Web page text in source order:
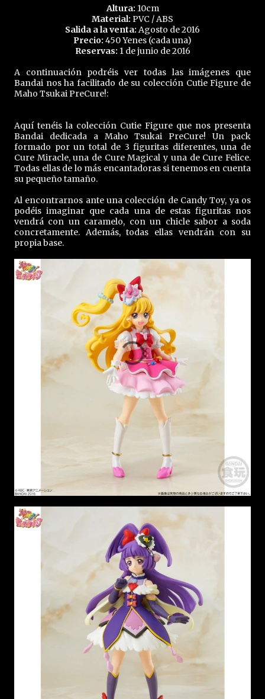
Altura: 10cm
Material: PVC / ABS
Salida a la venta: Agosto de 2016
Precio: 450 Yenes (cada una)
Reservas: 1 de junio de 2016
A continuación podréis ver todas las imágenes que
Bandai nos ha facilitado de su colección Cutie Figure de
Maho Tsukai PreCure!:
Aquí tenéis la colección Cutie Figure que nos presenta
Bandai dedicada a Maho Tsukai PreCure! Un pack
formado por un total de 3 figuritas diferentes, una de
Cure Miracle, una de Cure Magical y una de Cure Felice.
Todas ellas de lo más encantadoras si tenemos en cuenta
su pequeño tamaño.
Al encontrarnos ante una colección de Candy Toy, ya os
podéis imaginar que cada una de estas figuritas nos
vendrá con un caramelo, con un chicle sabor a soda
concretamente. Además, todas ellas vendrán con su
propia base.